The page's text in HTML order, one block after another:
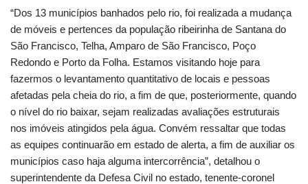
“Dos 13 municípios banhados pelo rio, foi realizada a mudança
de móveis e pertences da população ribeirinha de Santana do
São Francisco, Telha, Amparo de São Francisco, Poço
Redondo e Porto da Folha. Estamos visitando hoje para
fazermos o levantamento quantitativo de locais e pessoas
afetadas pela cheia do rio, a fim de que, posteriormente, quando
o nível do rio baixar, sejam realizadas avaliações estruturais
nos imóveis atingidos pela água. Convém ressaltar que todas
as equipes continuarão em estado de alerta, a fim de auxiliar os
municípios caso haja alguma intercorrência”, detalhou o
superintendente da Defesa Civil no estado, tenente-coronel